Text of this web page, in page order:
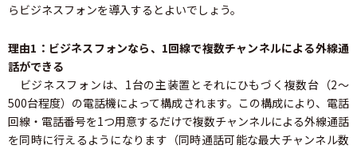
らビジネスフォンを導入するとよいでしょう。
理由1：ビジネスフォンなら、1回線で複数チャンネルによる外線通
話ができる
ビジネスフォンは、1台の主装置とそれにひもづく複数台（2～
500台程度）の電話機によって構成されます。この構成により、電話
回線・電話番号を1つ用意するだけで複数チャンネルによる外線通話
を同時に行えるようになります（同時通話可能な最大チャンネル数